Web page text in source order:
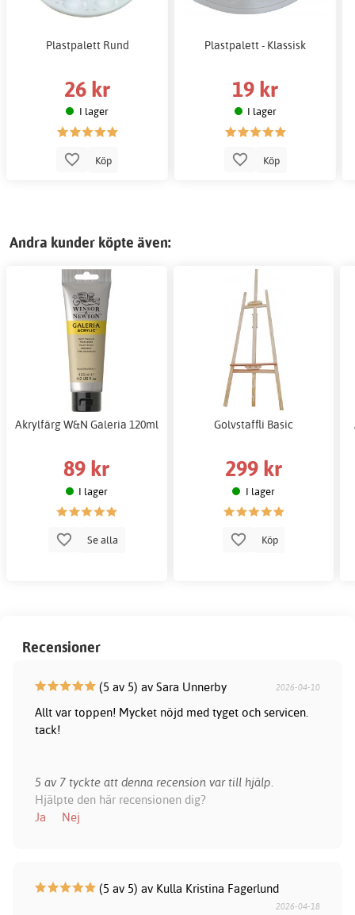
Plastpalett Rund
26 kr
I lager
Köp
Plastpalett - Klassisk
19 kr
I lager
Köp
Andra kunder köpte även:
Akrylfärg W&N Galeria 120ml
89 kr
I lager
Se alla
Golvstaffli Basic
299 kr
I lager
Köp
Recensioner
(5 av 5) av Sara Unnerby 2026-04-10
Allt var toppen! Mycket nöjd med tyget och servicen.
tack!
5 av 7 tyckte att denna recension var till hjälp.
Hjälpte den här recensionen dig?
Ja
Nej
(5 av 5) av Kulla Kristina Fagerlund
2026-04-18